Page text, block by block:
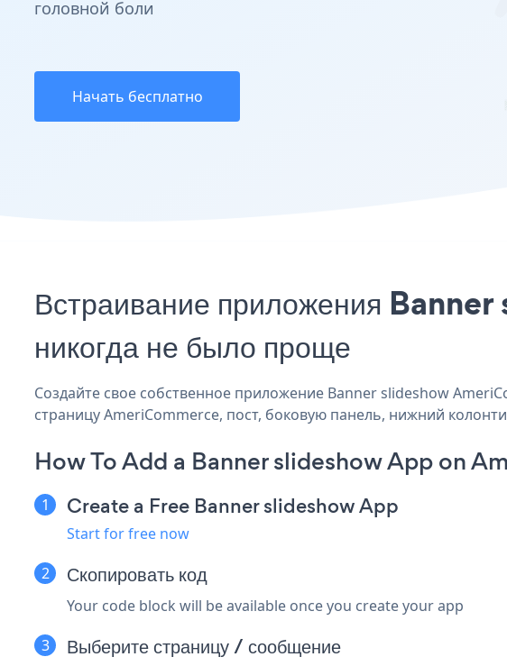
головной боли
Начать бесплатно
Встраивание приложения
никогда не было проще
Создайте свое собственное приложение Banner slideshow
страницу AmeriCommerce, пост, боковую панель, нижний
How To Add a Banner slideshow App on
Create a Free Banner slideshow App
Start for free now
Скопировать код
Your code block will be available once you create your app
Выберите страницу / сообщение